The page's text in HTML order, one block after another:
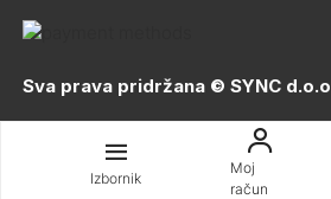
Izbornik
Moj
račun
Sva prava pridržana © SYNC d.o.o